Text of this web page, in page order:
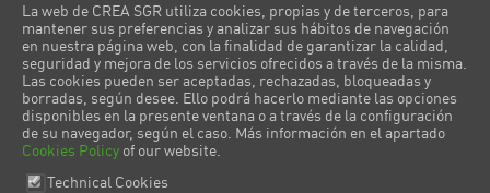
La web de CREA SGR utiliza cookies, propias y de terceros, para
mantener sus preferencias y analizar sus hábitos de navegación
en nuestra página web, con la finalidad de garantizar la calidad,
seguridad y mejora de los servicios ofrecidos a través de la misma.
Las cookies pueden ser aceptadas, rechazadas, bloqueadas y
borradas, según desee. Ello podrá hacerlo mediante las opciones
disponibles en la presente ventana o a través de la configuración
de su navegador, según el caso. Más información en el apartado
Cookies Policy of our website.
Technical Cookies